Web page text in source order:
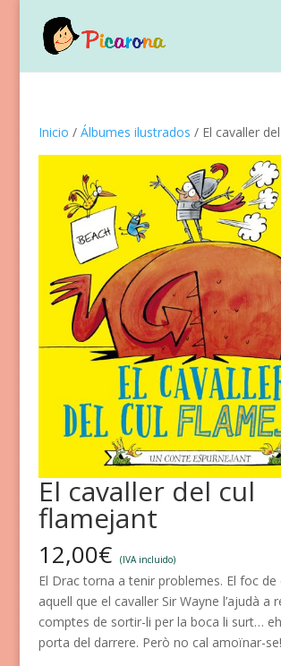
Inicio / Álbumes ilustrados / El cavaller
El cavaller del cul
flamejant
12,00€ (IVA incluido)
El Drac torna a tenir problemes. El foc de
aquell que el cavaller Sir Wayne l’ajudà a
comptes de sortir-li per la boca li surt…
porta del darrere. Però no cal amoïnar-se!